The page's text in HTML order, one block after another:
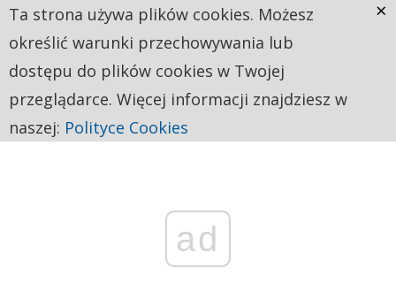
ad
Ta strona używa plików cookies. Możesz
określić warunki przechowywania lub
dostępu do plików cookies w Twojej
przeglądarce. Więcej informacji znajdziesz w
naszej: Polityce Cookies
×